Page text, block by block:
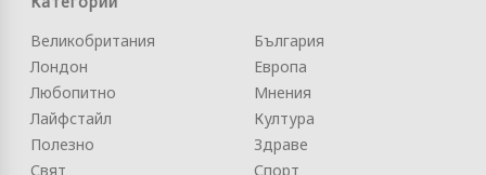
Великобритания
Лондон
Любопитно
Лайфстайл
Полезно
Свят
България
Европа
Мнения
Култура
Здраве
Спорт